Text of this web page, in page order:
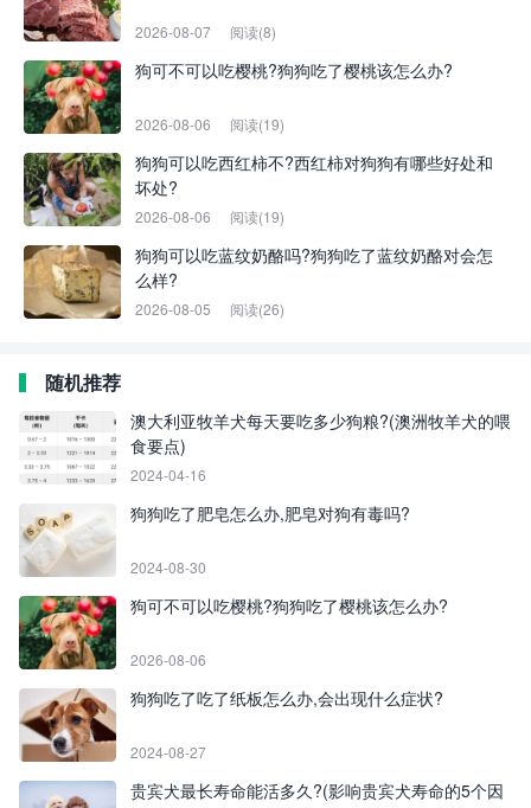
2026-08-07 阅读(8)
狗可不可以吃樱桃?狗狗吃了樱桃该怎么办?
2026-08-06 阅读(19)
狗狗可以吃西红柿不?西红柿对狗狗有哪些好处和
坏处?
2026-08-06 阅读(19)
狗狗可以吃蓝纹奶酪吗?狗狗吃了蓝纹奶酪对会怎
么样?
2026-08-05 阅读(26)
随机推荐
澳大利亚牧羊犬每天要吃多少狗粮?(澳洲牧羊犬的喂
食要点)
2024-04-16
狗狗吃了肥皂怎么办,肥皂对狗有毒吗?
2024-08-30
狗可不可以吃樱桃?狗狗吃了樱桃该怎么办?
2026-08-06
狗狗吃了吃了纸板怎么办,会出现什么症状?
2024-08-27
贵宾犬最长寿命能活多久?(影响贵宾犬寿命的5个因